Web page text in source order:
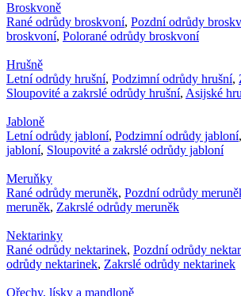
Broskvoně
Rané odrůdy broskvoní, Pozdní odrůdy
broskvoní, Polorané odrůdy broskvoní
Hrušně
Letní odrůdy hrušní, Podzimní odrůdy hrušní,
Sloupovité a zakrslé odrůdy hrušní, Asijské
Jabloně
Letní odrůdy jabloní, Podzimní odrůdy jabloní,
jabloní, Sloupovité a zakrslé odrůdy jabloní
Meruňky
Rané odrůdy meruněk, Pozdní odrůdy
meruněk, Zakrslé odrůdy meruněk
Nektarinky
Rané odrůdy nektarinek, Pozdní odrůdy
odrůdy nektarinek, Zakrslé odrůdy nektarinek
Ořechy, lísky a mandloně